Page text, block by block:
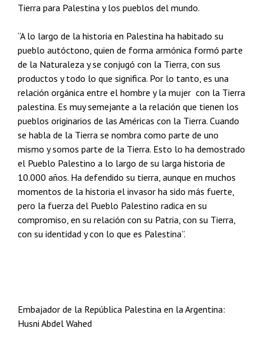
Tierra para Palestina y los pueblos del mundo.
“A lo largo de la historia en Palestina ha habitado su
pueblo autóctono, quien de forma armónica formó parte
de la Naturaleza y se conjugó con la Tierra, con sus
productos y todo lo que significa. Por lo tanto, es una
relación orgánica entre el hombre y la mujer con la Tierra
palestina. Es muy semejante a la relación que tienen los
pueblos originarios de las Américas con la Tierra. Cuando
se habla de la Tierra se nombra como parte de uno
mismo y somos parte de la Tierra. Esto lo ha demostrado
el Pueblo Palestino a lo largo de su larga historia de
10.000 años. Ha defendido su tierra, aunque en muchos
momentos de la historia el invasor ha sido más fuerte,
pero la fuerza del Pueblo Palestino radica en su
compromiso, en su relación con su Patria, con su Tierra,
con su identidad y con lo que es Palestina”.
Embajador de la República Palestina en la Argentina:
Husni Abdel Wahed